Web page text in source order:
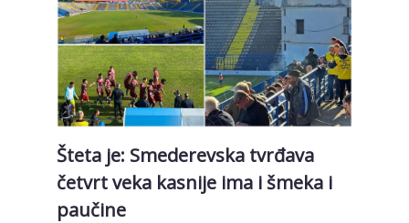
Šteta je: Smederevska tvrđava
četvrt veka kasnije ima i šmeka i
paučine